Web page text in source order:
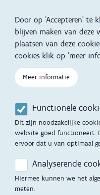
Door op 'Accepteren' te
blijven maken van deze
plaatsen van deze
cookies klik op 'meer
Meer informatie
Functionele
Dit zijn noodzakelijke
website goed functioneert.
ervoor dat u van optimaal
Analyserende
Hiermee kunnen we het
meten.
Slapen
Voet
Kind en Gezin diensten
Aanbod tijdens de
zwangerschap
Opvoedingsondersteuning
Kinderopvang
Hulp en contact